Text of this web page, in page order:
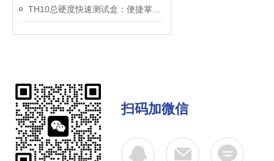
扫码加微信